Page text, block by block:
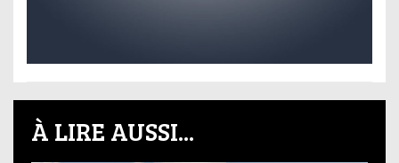
À LIRE AUSSI...